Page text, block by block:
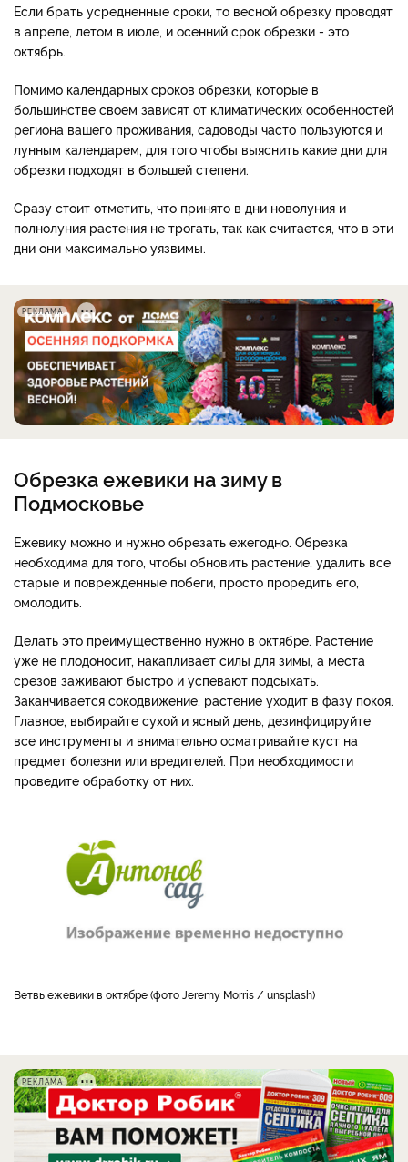
Если брать усредненные сроки, то весной обрезку проводят
в апреле, летом в июле, и осенний срок обрезки - это
октябрь.
Помимо календарных сроков обрезки, которые в
большинстве своем зависят от климатических особенностей
региона вашего проживания, садоводы часто пользуются и
лунным календарем, для того чтобы выяснить какие дни для
обрезки подходят в большей степени.
Сразу стоит отметить, что принято в дни новолуния и
полнолуния растения не трогать, так как считается, что в эти
дни они максимально уязвимы.
РЕКЛАМА
Обрезка ежевики на зиму в
Подмосковье
Ежевику можно и нужно обрезать ежегодно. Обрезка
необходима для того, чтобы обновить растение, удалить все
старые и поврежденные побеги, просто проредить его,
омолодить.
Делать это преимущественно нужно в октябре. Растение
уже не плодоносит, накапливает силы для зимы, а места
срезов заживают быстро и успевают подсыхать.
Заканчивается сокодвижение, растение уходит в фазу покоя.
Главное, выбирайте сухой и ясный день, дезинфицируйте
все инструменты и внимательно осматривайте куст на
предмет болезни или вредителей. При необходимости
проведите обработку от них.
Ветвь ежевики в октябре (фото Jeremy Morris / unsplash)
РЕКЛАМА